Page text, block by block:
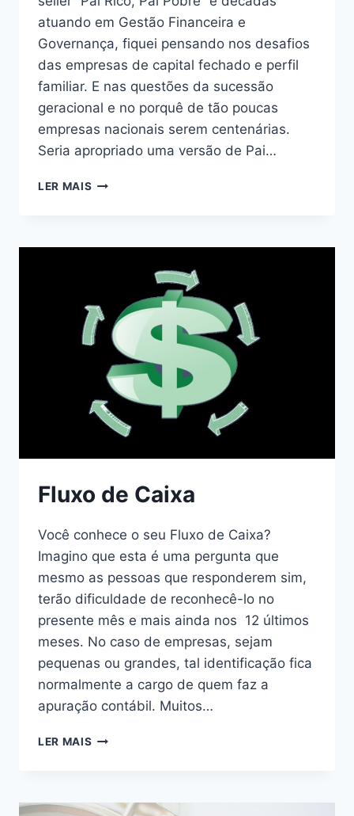
atuando em Gestão Financeira e
Governança, fiquei pensando nos desafios
das empresas de capital fechado e perfil
familiar. E nas questões da sucessão
geracional e no porquê de tão poucas
empresas nacionais serem centenárias.
Seria apropriado uma versão de Pai…
LER MAIS
Fluxo de Caixa
Você conhece o seu Fluxo de Caixa?
Imagino que esta é uma pergunta que
mesmo as pessoas que responderem sim,
terão dificuldade de reconhecê-lo no
presente mês e mais ainda nos 12 últimos
meses. No caso de empresas, sejam
pequenas ou grandes, tal identificação fica
normalmente a cargo de quem faz a
apuração contábil. Muitos…
LER MAIS